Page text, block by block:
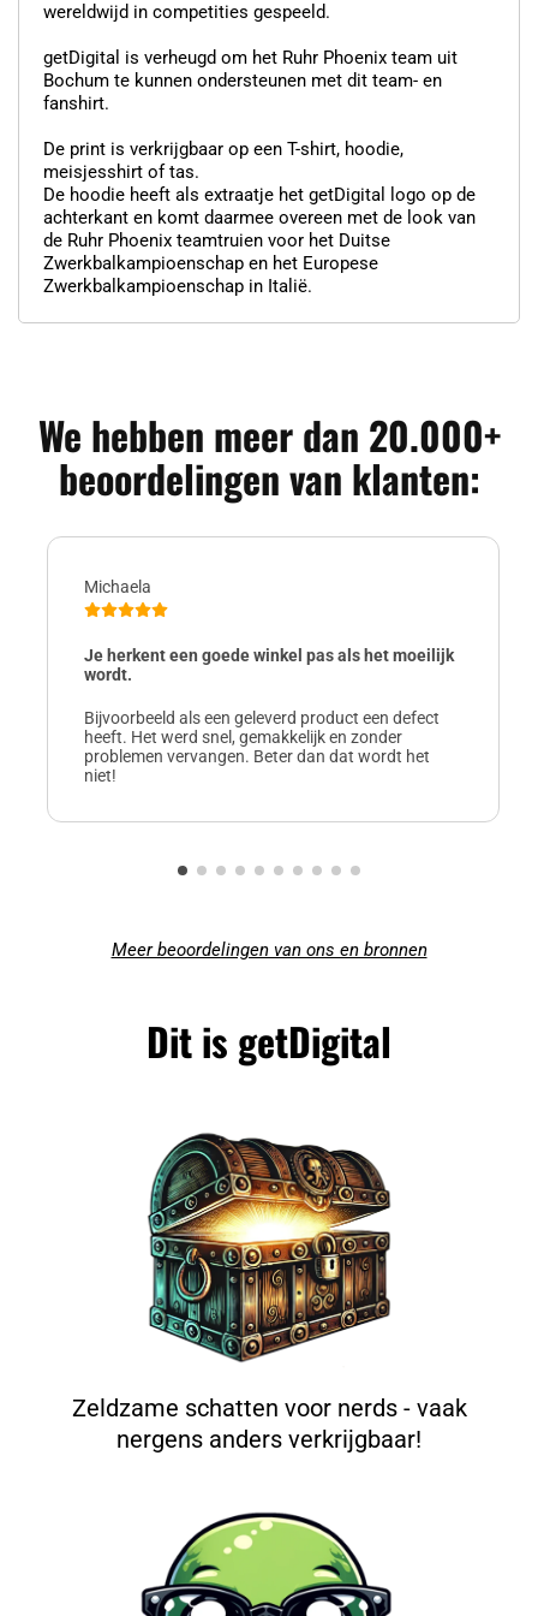
wereldwijd in competities gespeeld.
getDigital is verheugd om het Ruhr Phoenix team uit
Bochum te kunnen ondersteunen met dit team- en
fanshirt.
De print is verkrijgbaar op een T-shirt, hoodie,
meisjesshirt of tas.
De hoodie heeft als extraatje het getDigital logo op de
achterkant en komt daarmee overeen met de look van
de Ruhr Phoenix teamtruien voor het Duitse
Zwerkbalkampioenschap en het Europese
Zwerkbalkampioenschap in Italië.
We hebben meer dan 20.000+
beoordelingen van klanten:
Michaela
Je herkent een goede winkel pas als het moeilijk
wordt.
Bijvoorbeeld als een geleverd product een defect
heeft. Het werd snel, gemakkelijk en zonder
problemen vervangen. Beter dan dat wordt het
niet!
Meer beoordelingen van ons en bronnen
Dit is getDigital
Zeldzame schatten voor nerds - vaak
nergens anders verkrijgbaar!